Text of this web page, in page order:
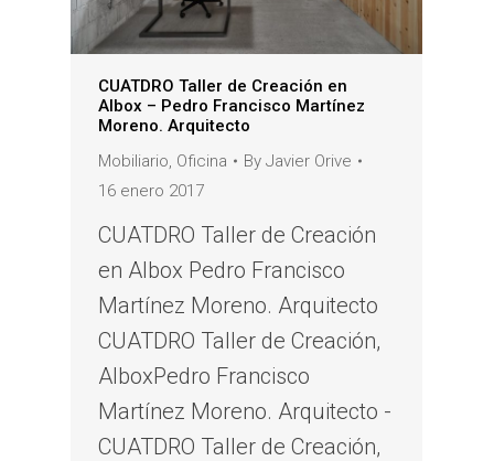
CUATDRO Taller de Creación en
Albox – Pedro Francisco Martínez
Moreno. Arquitecto
Mobiliario, Oficina By Javier Orive
16 enero 2017
CUATDRO Taller de Creación
en Albox Pedro Francisco
Martínez Moreno. Arquitecto
CUATDRO Taller de Creación,
AlboxPedro Francisco
Martínez Moreno. Arquitecto -
CUATDRO Taller de Creación,